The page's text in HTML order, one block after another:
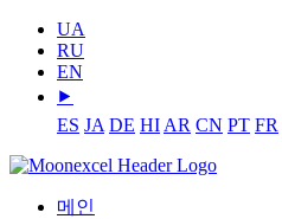
UA
RU
EN
⯈
ES JA DE HI AR CN PT FR
메인